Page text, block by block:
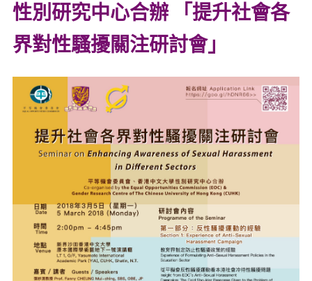
性別研究中心合辦 「提升社會各
界對性騷擾關注研討會」